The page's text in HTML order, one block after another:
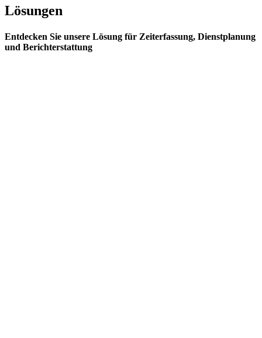
Lösungen
Entdecken Sie unsere Lösung für Zeiterfassung, Dienstplanung
und Berichterstattung